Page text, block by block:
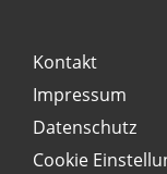
Kontakt
Impressum
Datenschutz
Cookie